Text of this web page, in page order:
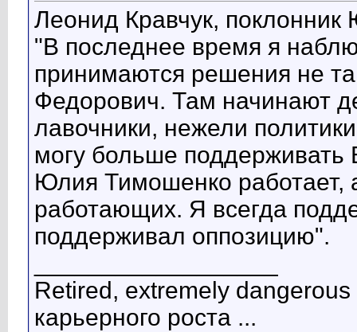
Леонид Кравчук,
"В последнее время я
принимаются решения не
Федорович. Там начинают
лавочники, нежели
могу больше поддерживать
Юлия Тимошенко работает,
работающих. Я всегда
поддерживал оппозицию".
Retired, extremely
карьерного роста ...